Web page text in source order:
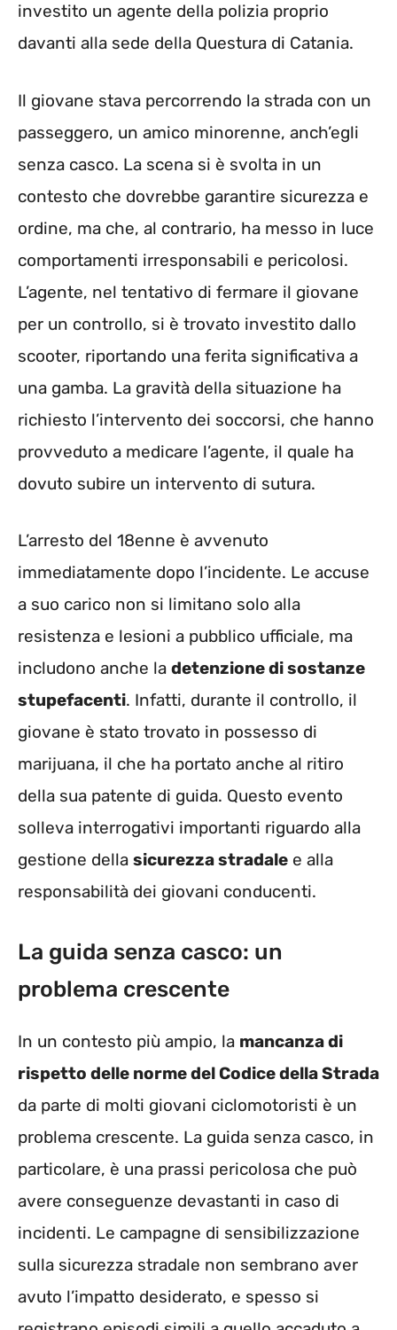
investito un agente della polizia proprio
davanti alla sede della Questura di Catania.
Il giovane stava percorrendo la strada con un
passeggero, un amico minorenne, anch’egli
senza casco. La scena si è svolta in un
contesto che dovrebbe garantire sicurezza e
ordine, ma che, al contrario, ha messo in luce
comportamenti irresponsabili e pericolosi.
L’agente, nel tentativo di fermare il giovane
per un controllo, si è trovato investito dallo
scooter, riportando una ferita significativa a
una gamba. La gravità della situazione ha
richiesto l’intervento dei soccorsi, che hanno
provveduto a medicare l’agente, il quale ha
dovuto subire un intervento di sutura.
L’arresto del 18enne è avvenuto
immediatamente dopo l’incidente. Le accuse
a suo carico non si limitano solo alla
resistenza e lesioni a pubblico ufficiale, ma
includono anche la detenzione di sostanze
stupefacenti. Infatti, durante il controllo, il
giovane è stato trovato in possesso di
marijuana, il che ha portato anche al ritiro
della sua patente di guida. Questo evento
solleva interrogativi importanti riguardo alla
gestione della sicurezza stradale e alla
responsabilità dei giovani conducenti.
La guida senza casco: un
problema crescente
In un contesto più ampio, la mancanza di
rispetto delle norme del Codice della Strada
da parte di molti giovani ciclomotoristi è un
problema crescente. La guida senza casco, in
particolare, è una prassi pericolosa che può
avere conseguenze devastanti in caso di
incidenti. Le campagne di sensibilizzazione
sulla sicurezza stradale non sembrano aver
avuto l’impatto desiderato, e spesso si